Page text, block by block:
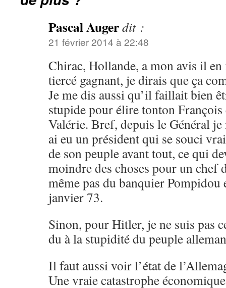
Pascal Augerdit :
21 février 2014 à 22:48
Chirac, Hollande, a mon avis il en
tiercé gagnant, je dirais que ça
Je me dis aussi qu’il faillait bien
stupide pour élire tonton
Valérie. Bref, depuis le Général je
ai eu un président qui se souci
de son peuple avant tout, ce qui
moindre des choses pour un chef
même pas du banquier
janvier 73.
Sinon, pour Hitler, je ne suis pas
du à la stupidité du peuple
Il faut aussi voir l’état de
Une vraie catastrophe